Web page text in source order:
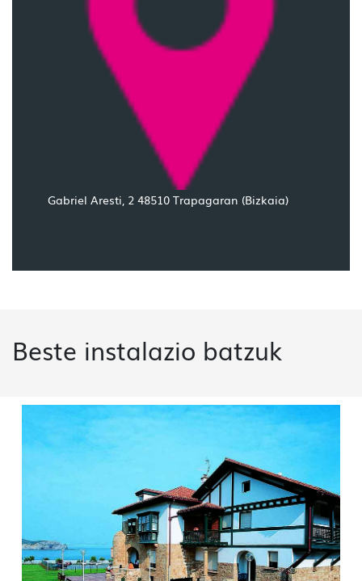
Gabriel Aresti, 2 48510 Trapagaran (Bizkaia)
Beste instalazio batzuk